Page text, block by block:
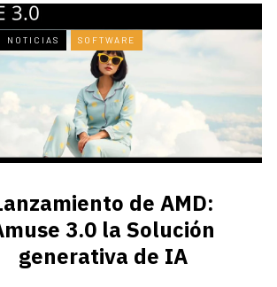
NOTICIAS SOFTWARE
de AMD:
3.0 la Solución
generativa de IA